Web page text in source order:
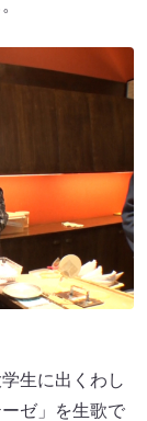
生に出くわし
ゼ」を生歌で